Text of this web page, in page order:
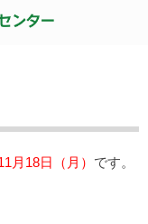
月18日（月） です。